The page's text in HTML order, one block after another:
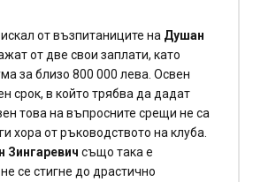
от възпитаниците на Душан
от две свои заплати, като
за близо 800 000 лева. Освен
срок, в който трябва да дадат
това на въпросните срещи не са
хора от ръководството на клуба.
Зингаревич също така е
се стигне до драстично